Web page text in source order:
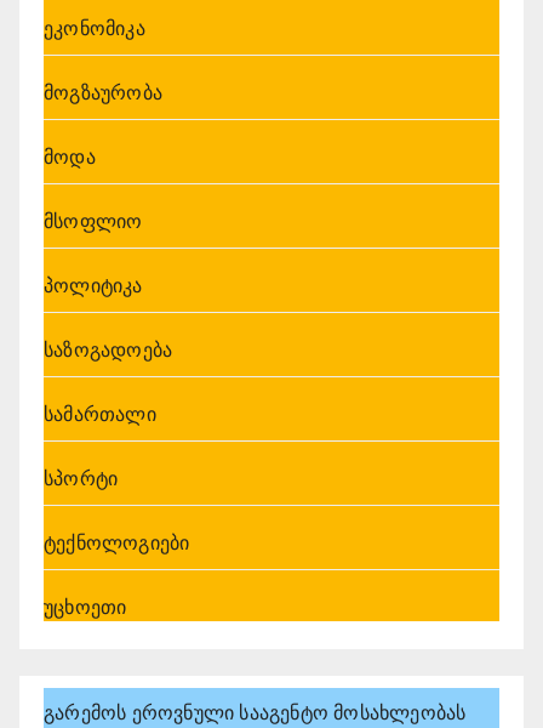
ეკონომიკა
მოგზაურობა
მოდა
მსოფლიო
პოლიტიკა
საზოგადოება
სამართალი
სპორტი
ტექნოლოგიები
უცხოეთი
გარემოს ეროვნული სააგენტო მოსახლეობას